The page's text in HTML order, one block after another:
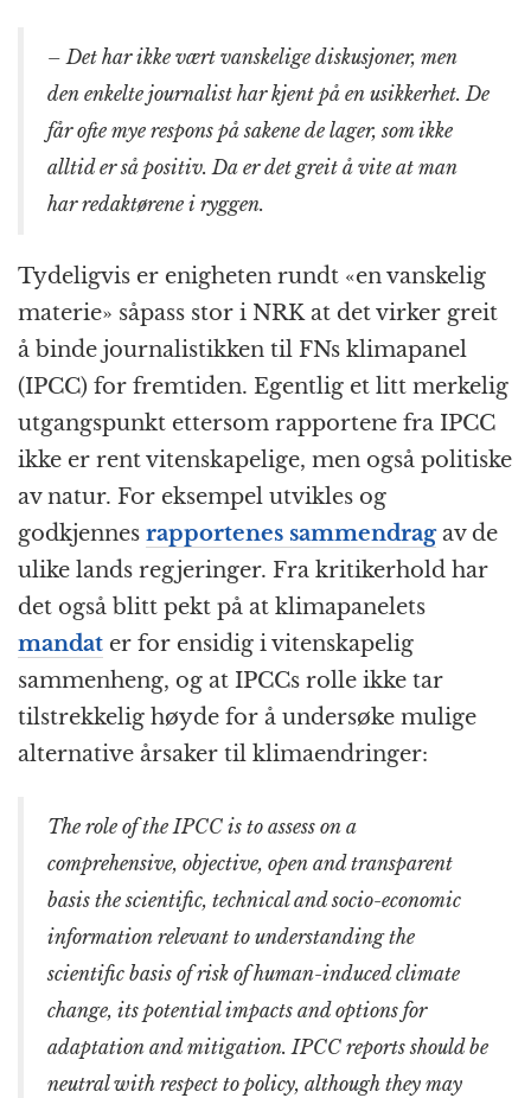
– Det har ikke vært vanskelige diskusjoner, men
den enkelte journalist har kjent på en usikkerhet. De
får ofte mye respons på sakene de lager, som ikke
alltid er så positiv. Da er det greit å vite at man
har redaktørene i ryggen.
Tydeligvis er enigheten rundt «en vanskelig
materie» såpass stor i NRK at det virker greit
å binde journalistikken til FNs klimapanel
(IPCC) for fremtiden. Egentlig et litt merkelig
utgangspunkt ettersom rapportene fra IPCC
ikke er rent vitenskapelige, men også politiske
av natur. For eksempel utvikles og
godkjennes rapportenes sammendragav de
ulike lands regjeringer. Fra kritikerhold har
det også blitt pekt på at klimapanelets
mandat er for ensidig i vitenskapelig
sammenheng, og at IPCCs rolle ikke tar
tilstrekkelig høyde for å undersøke mulige
alternative årsaker til klimaendringer:
The role of the IPCC is to assess on a
comprehensive, objective, open and transparent
basis the scientific, technical and socio-economic
information relevant to understanding the
scientific basis of risk of human-induced climate
change, its potential impacts and options for
adaptation and mitigation. IPCC reports should be
neutral with respect to policy, although they may